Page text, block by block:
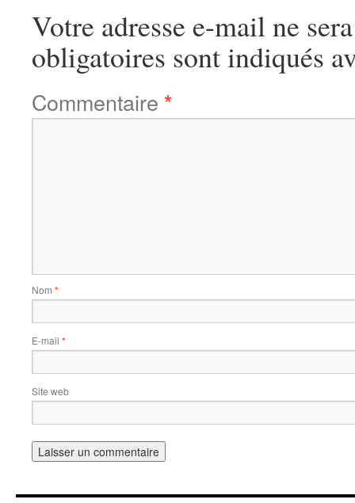
Votre adresse e-mail ne
obligatoires sont indiqués
Commentaire *
Nom *
E-mail *
Site web